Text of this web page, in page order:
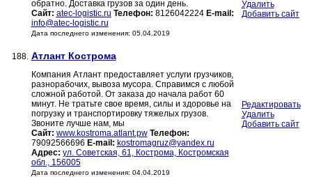
обратно. Доставка грузов за один день.
Сайт: atec-logistic.ru Телефон: 8126042224 E-mail:
info@atec-logistic.ru
Дата последнего изменения: 05.04.2019
Удалить
Добавить сайт
188. Атлант Кострома
Компания Атлант предоставляет услуги грузчиков,
разнорабочих, вывоза мусора. Справимся с любой
сложной работой. От заказа до начала работ 60
минут. Не тратьте свое время, силы и здоровье на
погрузку и транспортировку тяжелых грузов.
Звоните лучше нам, мы
Сайт: www.kostroma.atlant.pw Телефон:
79092566696 E-mail: kostromagruz@yandex.ru
Адрес: ул. Советская, 61, Кострома, Костромская
обл., 156005
Дата последнего изменения: 04.04.2019
Редактировать
Удалить
Добавить сайт